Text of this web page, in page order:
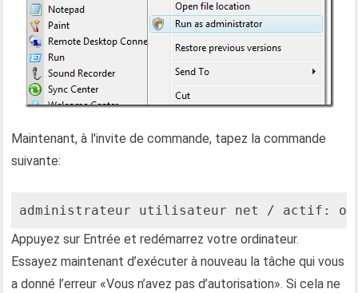
Maintenant, à l'invite de commande, tapez la commande
suivante:
administrateur utilisateur net / actif:
Appuyez sur Entrée et redémarrez votre ordinateur.
Essayez maintenant d’exécuter à nouveau la tâche qui vous
a donné l’erreur «Vous n’avez pas d’autorisation». Si cela ne